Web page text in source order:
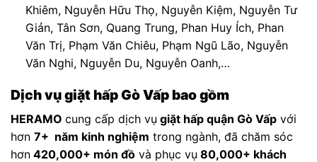
Khiêm, Nguyễn Hữu Thọ, Nguyễn Kiệm, Nguyễn Tư
Giản, Tân Sơn, Quang Trung, Phan Huy Ích, Phan
Văn Trị, Phạm Văn Chiêu, Phạm Ngũ Lão, Nguyễn
Văn Nghi, Nguyễn Du, Nguyễn Oanh,…
Dịch vụ giặt hấp Gò Vấp bao gồm
HERAMO cung cấp dịch vụ giặt hấp quận Gò Vấp với
hơn 7+ năm kinh nghiệm trong ngành, đã chăm sóc
hơn 420,000+ món đồ và phục vụ 80,000+ khách